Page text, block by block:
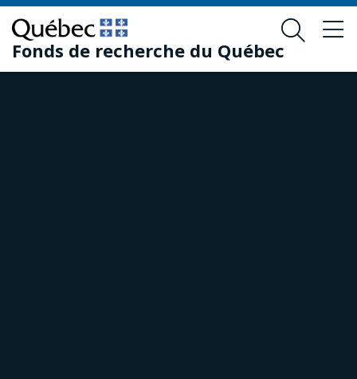
Passer
au
contenu
principal
Passer
au
pied
de
Fonds de recherche du Québec